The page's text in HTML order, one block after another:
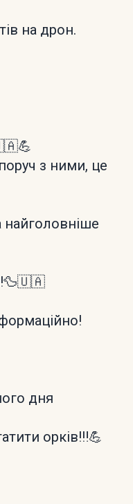
на дрон.
з ними, це
дня
орків!‼️💪